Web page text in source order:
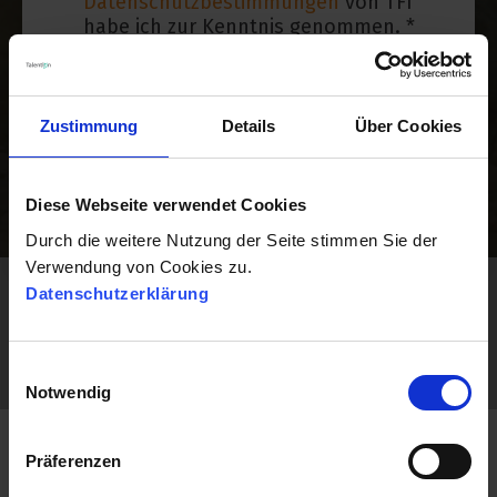
Zustimmung Details Über Cookies
Diese Webseite verwendet Cookies
Durch die weitere Nutzung der Seite stimmen Sie der
Verwendung von Cookies zu.
Datenschutzerklärung
Notwendig
Präferenzen
habe ich zur Kenntnis genommen. *
Ihre Privatsphäre ist uns wichtig und Ihre Daten
werden vertraulich behandelt.
Was Sie in diesem Webinar